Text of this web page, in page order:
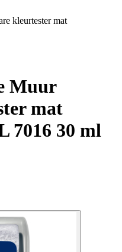
kleurtester mat
Muur
mat
7016 30 ml